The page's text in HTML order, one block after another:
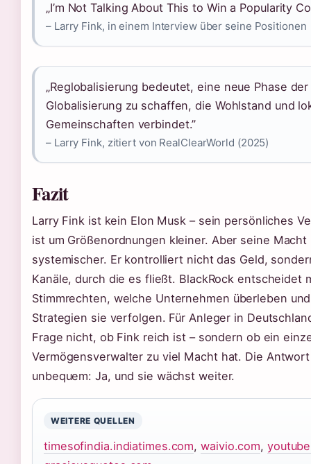
„I’m Not Talking About This to Win a Popularity
– Larry Fink, in einem Interview über seine Positionen
„Reglobalisierung bedeutet, eine neue Phase der
Globalisierung zu schaffen, die Wohlstand und
Gemeinschaften verbindet.”
– Larry Fink, zitiert von RealClearWorld (2025)
Fazit
Larry Fink ist kein Elon Musk – sein persönliches
ist um Größenordnungen kleiner. Aber seine Macht
systemischer. Er kontrolliert nicht das Geld,
Kanäle, durch die es fließt. BlackRock entscheidet
Stimmrechten, welche Unternehmen überleben
Strategien sie verfolgen. Für Anleger in
Frage nicht, ob Fink reich ist – sondern ob ein
Vermögensverwalter zu viel Macht hat. Die
unbequem: Ja, und sie wächst weiter.
WEITERE QUELLEN
timesofindia.indiatimes.com,waivio.com,